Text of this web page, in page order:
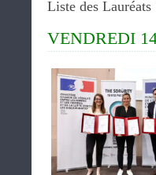
Liste des Lauréats
VENDREDI